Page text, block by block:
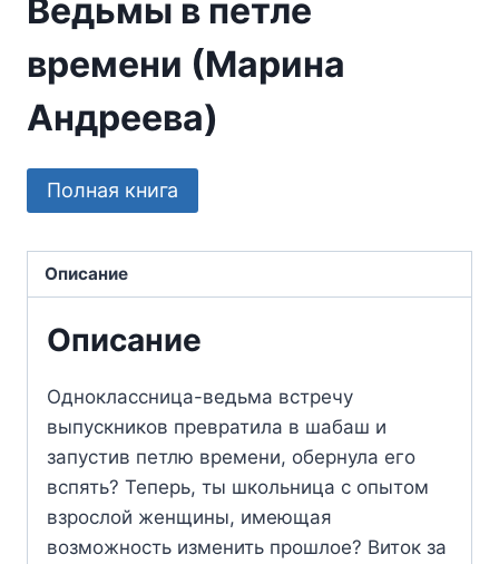
Ведьмы в петле
времени (Марина
Андреева)
Полная книга
Описание
Описание
Одноклассница-ведьма встречу
выпускников превратила в шабаш и
запустив петлю времени, обернула его
вспять? Теперь, ты школьница с опытом
взрослой женщины, имеющая
возможность изменить прошлое? Виток за